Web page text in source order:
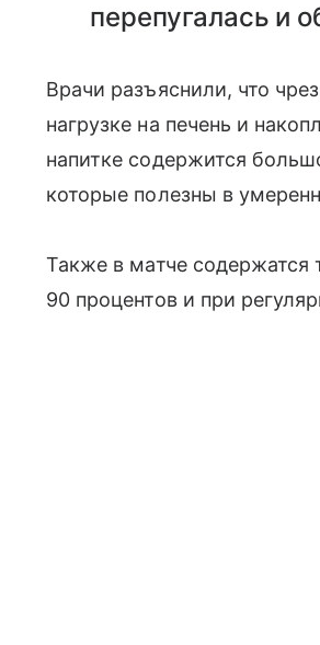
перепугалась и
Врачи разъяснили, что
нагрузке на печень и
напитке содержится
которые полезны в
Также в матче
90 процентов и при